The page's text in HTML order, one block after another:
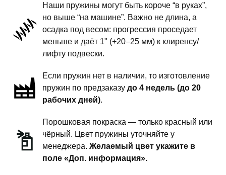
передней
подвески
-
комфорт
Наши пружины могут быть короче “в руках”,
но выше “на машине”. Важно не длина, а
осадка под весом: прогрессия проседает
меньше и даёт 1" (+20–25 мм) к клиренсу/
лифту подвески.
Если пружин нет в наличии, то изготовление
пружин по предзаказу до 4 недель (до 20
рабочих дней).
Порошковая покраска — только красный или
чёрный. Цвет пружины уточняйте у
менеджера. Желаемый цвет укажите в
поле «Доп. информация».